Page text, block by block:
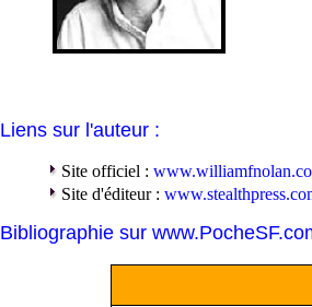
Liens sur l'auteur :
Site officiel :
Site d'éditeur :
Bibliographie sur